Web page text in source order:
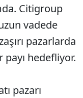
Citigroup
vadede
pazarlarda
hedefliyor.
pazarı